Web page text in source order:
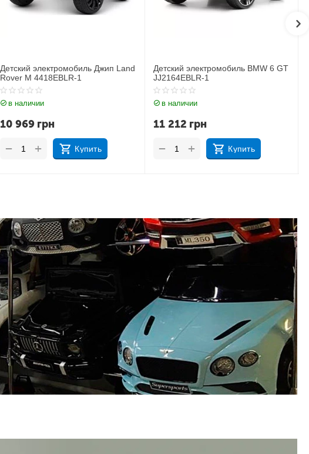
Детский электромобиль BMW 6 GT
JJ2164EBLR-1
в наличии
11 212 грн
Купить
+
−
Детский электромобиль Джип
BMW X6M JJ2199EBLR-1
в наличии
17 183 грн
Купить
+
−